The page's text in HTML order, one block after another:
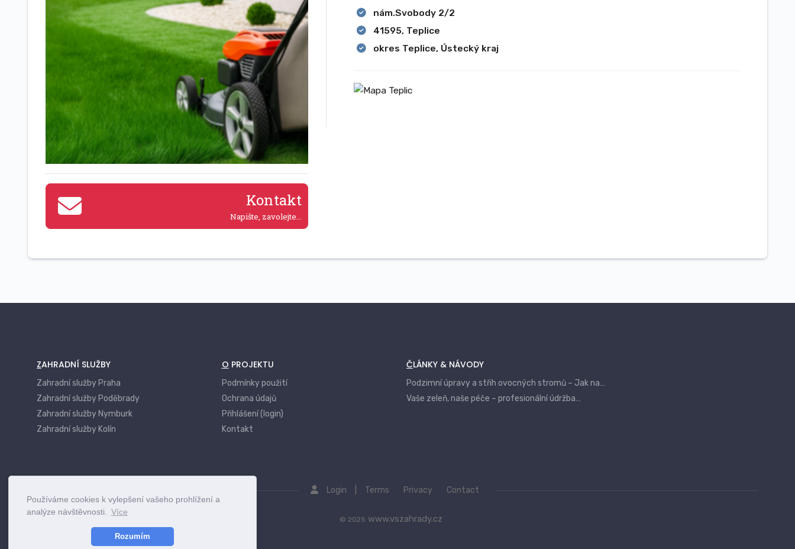
Používáme cookies k vylepšení vašeho prohlížení a
analýze návštěvnosti.
Více
Rozumím
Kontakt
Napište, zavolejte...
nám.Svobody 2/2
41595, Teplice
okres Teplice, Ústecký kraj
ZAHRADNÍ SLUŽBY
Zahradní služby Praha
Zahradní služby Poděbrady
Zahradní služby Nymburk
Zahradní služby Kolín
O PROJEKTU
Podmínky použití
Ochrana údajů
Přihlášení (login)
Kontakt
ČLÁNKY & NÁVODY
Podzimní úpravy a střih ovocných stromů – Jak na…
Vaše zeleň, naše péče – profesionální údržba…
Login Terms Privacy Contact
© 2025 www.vszahrady.cz